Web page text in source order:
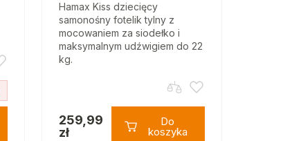
Hamax Kiss dziecięcy
samonośny fotelik tylny z
mocowaniem za siodełko i
maksymalnym udźwigiem do 22
kg.
259,99
zł
Do
koszyka